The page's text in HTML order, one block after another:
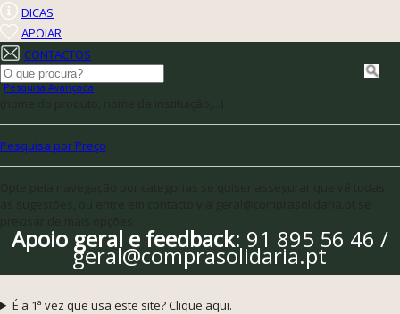
DICAS
APOIAR
CONTACTOS
Pesquisa Avançada
Pesquisa por Preço
Apoio geral e feedback: 91 895 56 46 /
geral@comprasolidaria.pt
É a 1ª vez que usa este site? Clique aqui.